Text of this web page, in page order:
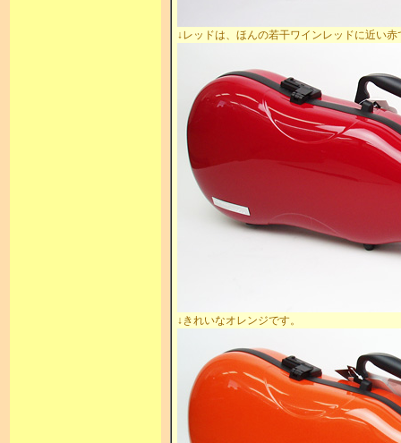
↓レッドは、ほんの若干ワインレッドに近い赤
↓きれいなオレンジです。